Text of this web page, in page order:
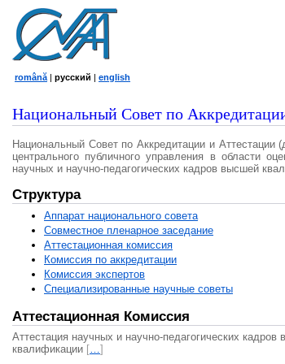
română | русский | english
Национальный Совет по
Национальный Совет по Аккредитации и
центрального публичного управления в области
научных и научно-педагогических кадров высшей
Структура
Аппарат национального совета
Совместное пленарное заседание
Аттестационная комисcия
Комиссия по аккредитации
Комиссия экспертов
Специализированные научные советы
Аттестационная Комиссия
Аттестация научных и научно-педагогических кадров
квалификации […]